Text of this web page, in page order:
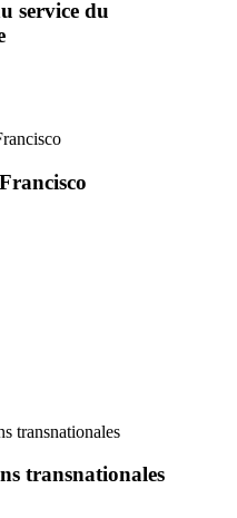
service du
transnationales
transnationales